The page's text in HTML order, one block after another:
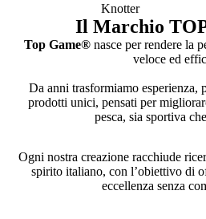
Knotter
Il Marchio
Top Game®nasce per rendere la
veloce ed
Da anni trasformiamo esperienza,
prodotti unici, pensati per
pesca, sia sportiva
Ogni nostra creazione racchiude
spirito italiano, con l’obiettivo di
eccellenza senza